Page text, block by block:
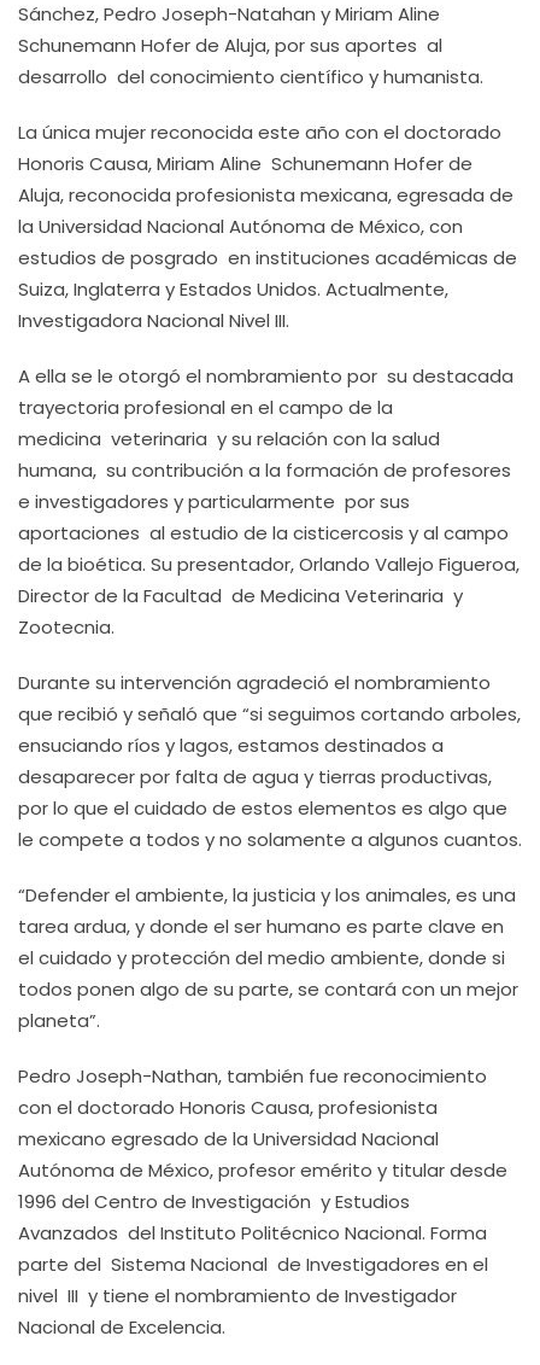
Sánchez, Pedro Joseph-Natahan y Miriam Aline
Schunemann Hofer de Aluja, por sus aportes al
desarrollo del conocimiento científico y humanista.
La única mujer reconocida este año con el doctorado
Honoris Causa, Miriam Aline Schunemann Hofer de
Aluja, reconocida profesionista mexicana, egresada de
la Universidad Nacional Autónoma de México, con
estudios de posgrado en instituciones académicas de
Suiza, Inglaterra y Estados Unidos. Actualmente,
Investigadora Nacional Nivel III.
A ella se le otorgó el nombramiento por su destacada
trayectoria profesional en el campo de la
medicina veterinaria y su relación con la salud
humana, su contribución a la formación de profesores
e investigadores y particularmente por sus
aportaciones al estudio de la cisticercosis y al campo
de la bioética. Su presentador, Orlando Vallejo Figueroa,
Director de la Facultad de Medicina Veterinaria y
Zootecnia.
Durante su intervención agradeció el nombramiento
que recibió y señaló que “si seguimos cortando arboles,
ensuciando ríos y lagos, estamos destinados a
desaparecer por falta de agua y tierras productivas,
por lo que el cuidado de estos elementos es algo que
le compete a todos y no solamente a algunos cuantos.
“Defender el ambiente, la justicia y los animales, es una
tarea ardua, y donde el ser humano es parte clave en
el cuidado y protección del medio ambiente, donde si
todos ponen algo de su parte, se contará con un mejor
planeta”.
Pedro Joseph-Nathan, también fue reconocimiento
con el doctorado Honoris Causa, profesionista
mexicano egresado de la Universidad Nacional
Autónoma de México, profesor emérito y titular desde
1996 del Centro de Investigación y Estudios
Avanzados del Instituto Politécnico Nacional. Forma
parte del Sistema Nacional de Investigadores en el
nivel III y tiene el nombramiento de Investigador
Nacional de Excelencia.